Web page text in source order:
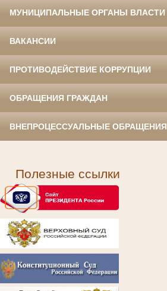
МУНИЦИПАЛЬНЫЕ ОРГАНЫ ВЛАСТИ
ВАКАНСИИ
ПРОТИВОДЕЙСТВИЕ КОРРУПЦИИ
ОБРАЩЕНИЯ ГРАЖДАН
ВНЕПРОЦЕССУАЛЬНЫЕ ОБРАЩЕНИЯ
Полезные ссылки